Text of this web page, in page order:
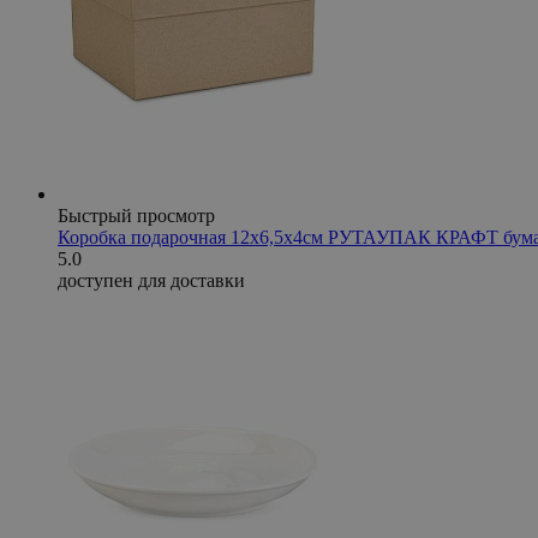
Быстрый просмотр
Коробка подарочная 12х6,5х4см РУТАУПАК КРАФТ
5.0
доступен для доставки